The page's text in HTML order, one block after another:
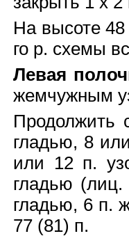
На высоте
го р. схемы
Левая
жемчужным
Продолжить
гладью, 8
или 12 п.
гладью
гладью, 6 п.
77 (81) п.